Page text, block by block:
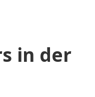
in der